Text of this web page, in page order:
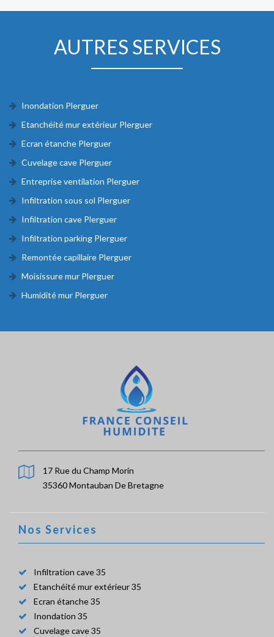
AUTRES SERVICES
Inondation Plerguer
Etanchéité mur extérieur Plerguer
Ecran étanche Plerguer
Cuvelage cave Plerguer
Entreprise ventilation Plerguer
Infiltration sous sol Plerguer
Infiltration cave Plerguer
Infiltration parking Plerguer
Remontée capillaire Plerguer
Moisissure mur Plerguer
Humidité mur Plerguer
17 Rue du Champ Morin
35360 Montauban De Bretagne
Nos Services
Infiltration cave 35
Etanchéité mur extérieur 35
Ecran étanche 35
Inondation 35
Cuvelage cave 35